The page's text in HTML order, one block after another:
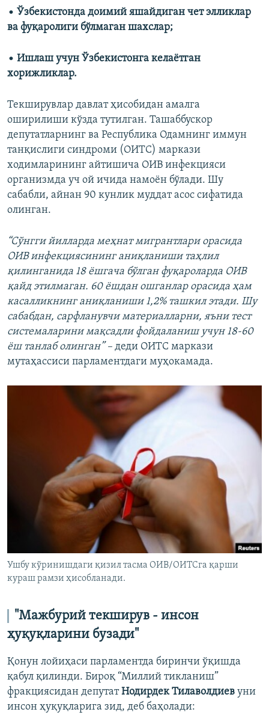
• Ўзбекистонда доимий яшайдиган чет элликлар
ва фуқаролиги бўлмаган шахслар;
• Ишлаш учун Ўзбекистонга келаётган
хорижликлар.
Текширувлар давлат ҳисобидан амалга
оширилиши кўзда тутилган. Ташаббускор
депутатларнинг ва Республика Одамнинг иммун
танқислиги синдроми (ОИТС) маркази
ходимларининг айтишича ОИВ инфекцияси
организмда уч ой ичида намоён бўлади. Шу
сабабли, айнан 90 кунлик муддат асос сифатида
олинган.
“Сўнгги йилларда меҳнат мигрантлари орасида
ОИВ инфекциясининг аниқланиши таҳлил
қилинганида 18 ёшгача бўлган фуқароларда ОИВ
қайд этилмаган. 60 ёшдан ошганлар орасида ҳам
касалликнинг аниқланиши 1,2% ташкил этади. Шу
сабабдан, сарфланувчи материалларни, яъни тест
системаларини мақсадли фойдаланиш учун 18-60
ёш танлаб олинган” – деди ОИТС маркази
мутаҳассиси парламентдаги муҳокамада.
Ушбу кўринишдаги қизил тасма ОИВ/ОИТСга қарши
кураш рамзи ҳисобланади.
"Мажбурий текширув - инсон
ҳуқуқларини бузади"
Қонун лойиҳаси парламентда биринчи ўқишда
қабул қилинди. Бироқ “Миллий тикланиш”
фракциясидан депутатНодирдек Тилаволдиев уни
инсон ҳуқуқларига зид, деб баҳолади: